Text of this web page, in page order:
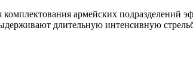
комплектования армейских
длительную интенсивную